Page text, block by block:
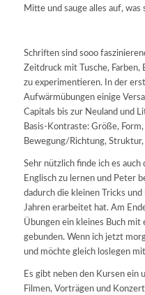
Mitte und sauge alles auf, was
Schriften sind sooo
Zeitdruck mit Tusche, Farben,
zu experimentieren. In der
Aufwärmübungen einige
Capitals bis zur Neuland und
Basis-Kontraste: Größe,
Bewegung/Richtung, Struktur,
Sehr nützlich finde ich es
Englisch zu lernen und Peter
dadurch die kleinen Tricks
Jahren erarbeitet hat. Am
Übungen ein kleines Buch mit
gebunden. Wenn ich jetzt
und möchte gleich loslegen
Es gibt neben den Kursen ein
Filmen, Vorträgen und